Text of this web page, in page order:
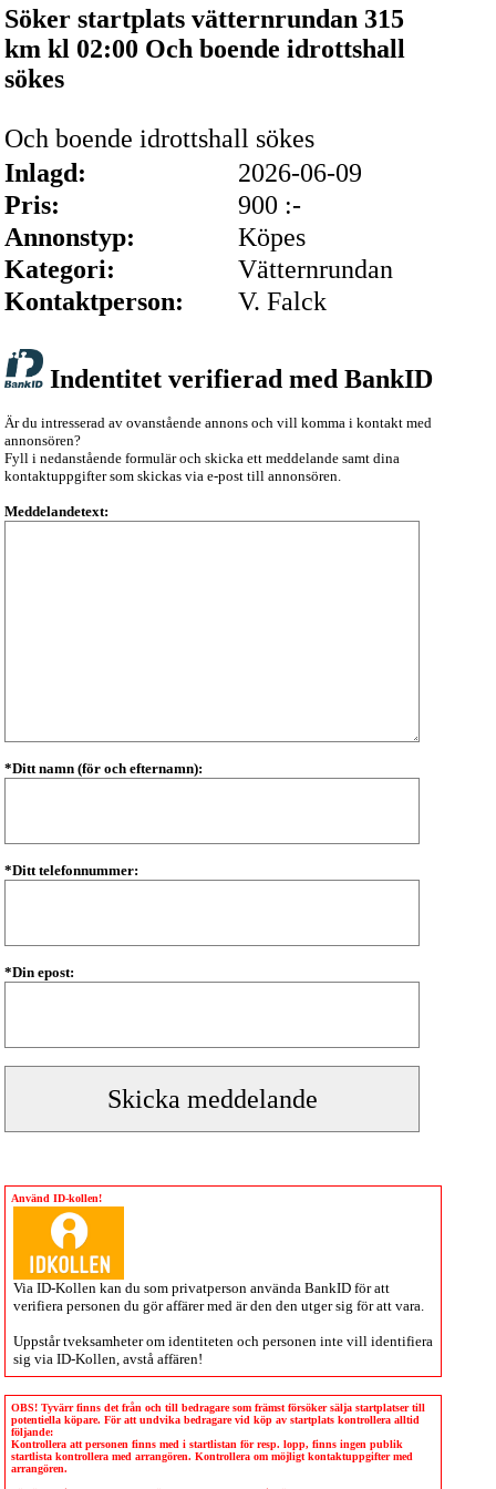
Söker startplats vätternrundan 315
km kl 02:00 Och boende idrottshall
sökes
Och boende idrottshall sökes
Inlagd:
2026-06-09
Pris:
900 :-
Annonstyp:
Köpes
Kategori:
Vätternrundan
Kontaktperson:
V. Falck
Indentitet verifierad med BankID
Är du intresserad av ovanstående annons och vill komma i kontakt med
annonsören?
Fyll i nedanstående formulär och skicka ett meddelande samt dina
kontaktuppgifter som skickas via e-post till annonsören.
Meddelandetext:
*Ditt namn (för och efternamn):
*Ditt telefonnummer:
*Din epost:
Använd ID-kollen!
Via ID-Kollen kan du som privatperson använda BankID för att
verifiera personen du gör affärer med är den den utger sig för att vara.
Uppstår tveksamheter om identiteten och personen inte vill identifiera
sig via ID-Kollen , avstå affären!
OBS! Tyvärr finns det från och till bedragare som främst försöker sälja startplatser till
potentiella köpare. För att undvika bedragare vid köp av startplats kontrollera alltid
följande:
Kontrollera att personen finns med i startlistan för resp. lopp, finns ingen publik
startlista kontrollera med arrangören. Kontrollera om möjligt kontaktuppgifter med
arrangören.